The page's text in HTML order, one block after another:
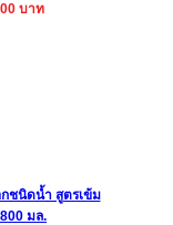
บาท
ชนิดน้ำ สูตรเข้ม
มล.